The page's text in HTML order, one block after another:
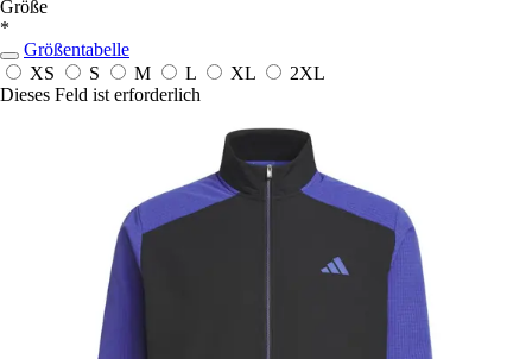
Größe
*
Größentabelle
XS
S M L XL
2XL
Dieses Feld ist erforderlich